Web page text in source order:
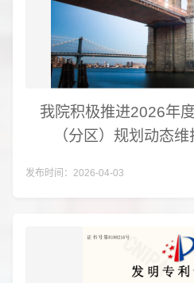
我院积极推进2026年
（分区）规划动态
发布时间：2026-04-03